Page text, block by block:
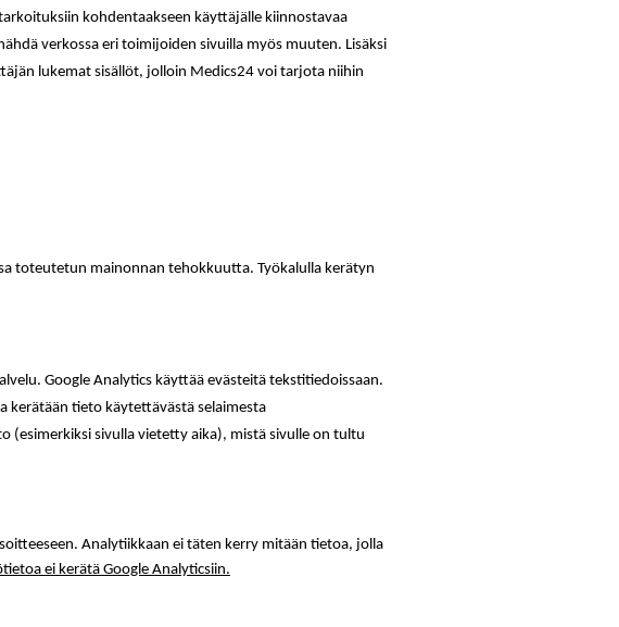
kohdentaakseen käyttäjälle kiinnostavaa
verkossa eri toimijoiden sivuilla myös muuten. Lisäksi
lukemat sisällöt, jolloin Medics24 voi tarjota niihin
toteutetun mainonnan tehokkuutta. Työkalulla kerätyn
Google Analytics käyttää evästeitä tekstitiedoissaan.
kerätään tieto käytettävästä selaimesta
sivulla vietetty aika), mistä sivulle on tultu
Analytiikkaan ei täten kerry mitään tietoa, jolla
ei kerätä Google Analyticsiin.